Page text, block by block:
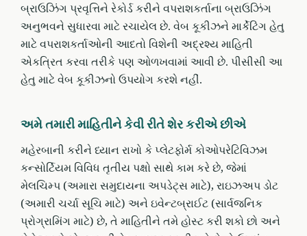
બ્રાઉઝિંગ પ્રવૃત્તિને રેકોર્ડ કરીને વપરાશકર્તાના બ્રાઉઝિંગ
અનુભવને સુધારવા માટે રચાયેલ છે. વેબ કૂકીઝને માર્કેટિંગ હેતુ
માટે વપરાશકર્તાઓની આદતો વિશેની અદ્રશ્ય માહિતી
એકત્રિત કરવા તરીકે પણ ઓળખવામાં આવી છે. પીસીસી આ
હેતુ માટે વેબ કૂકીઝનો ઉપયોગ કરશે નહીં.
અમે તમારી માહિતીને કેવી રીતે શેર કરીએ છીએ
મહેરબાની કરીને ધ્યાન રાખો કે પ્લેટફોર્મ કોઓપરેટિવિઝમ
કન્સોર્ટિયમ વિવિધ તૃતીય પક્ષો સાથે કામ કરે છે, જેમાં
મેલચિમ્પ (અમારા સમુદાયના અપડેટ્સ માટે), રાઇઝઅપ ડોટ
(અમારી ચર્ચા સૂચિ માટે) અને ઇવેન્ટબ્રાઈટ (સાર્વજનિક
પ્રોગ્રામિંગ માટે) છે, તે માહિતીને તમે હોસ્ટ કરી શકો છો અને